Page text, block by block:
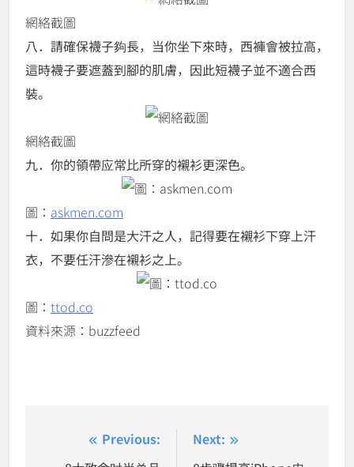
網絡截圖
八．請確保襪子夠長，当你坐下來時，西褲會被拉高，
這時襪子要遮蓋到腳的肌膚，因此短襪子並不適合西
裝。
網絡截圖
九．你的領帶应常比所穿的襯衫更深色。
圖： askmen.com
十．如果你自問是大汗之人，記得要在襯衫下穿上汗
衣， 不要任汗滲在襯衫之上。
圖： ttod.co
資料來源：buzzfeed
Previous:
Next: